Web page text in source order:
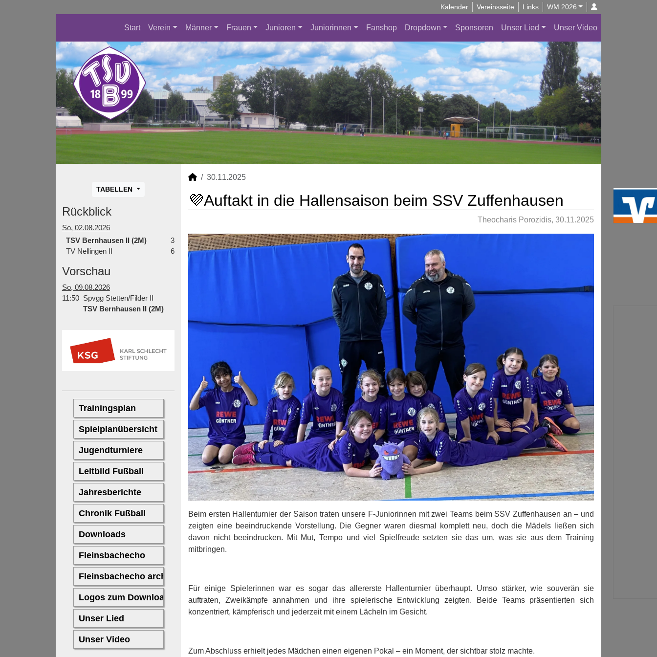
Kalender Vereinsseite Links WM 2026
Start Verein Männer Frauen Junioren Juniorinnen Fanshop Dropdown Sponsoren Unser Lied Unser Video
TABELLEN
Rückblick
So, 02.08.2026
TSV Bernhausen II (2M)
3
TV Nellingen II
6
Vorschau
So, 09.08.2026
11:50 Spvgg Stetten/Filder II
TSV Bernhausen II (2M)
30.11.2025
💜Auftakt in die Hallensaison beim SSV Zuffenhausen
Theocharis Porozidis, 30.11.2025
Beim ersten Hallenturnier der Saison traten unsere F-Juniorinnen mit zwei Teams beim SSV Zuffenhausen an – und
zeigten eine beeindruckende Vorstellung. Die Gegner waren diesmal komplett neu, doch die Mädels ließen sich
davon nicht beeindrucken. Mit Mut, Tempo und viel Spielfreude setzten sie das um, was sie aus dem Training
mitbringen.
Für einige Spielerinnen war es sogar das allererste Hallenturnier überhaupt. Umso stärker, wie souverän sie
auftraten, Zweikämpfe annahmen und ihre spielerische Entwicklung zeigten. Beide Teams präsentierten sich
konzentriert, kämpferisch und jederzeit mit einem Lächeln im Gesicht.
Zum Abschluss erhielt jedes Mädchen einen eigenen Pokal – ein Moment, der sichtbar stolz machte.